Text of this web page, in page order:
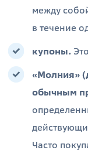
между
в течение
купоны.
«Молния»
обычным
Часто